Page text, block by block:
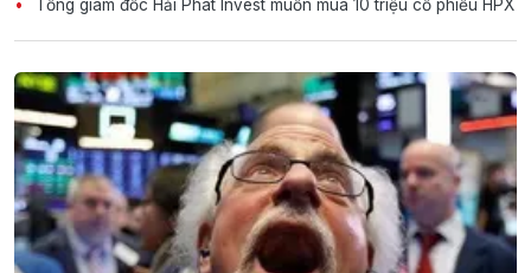
Tổng giám đốc Hải Phát Invest muốn mua 10 triệu cổ phiếu HPX